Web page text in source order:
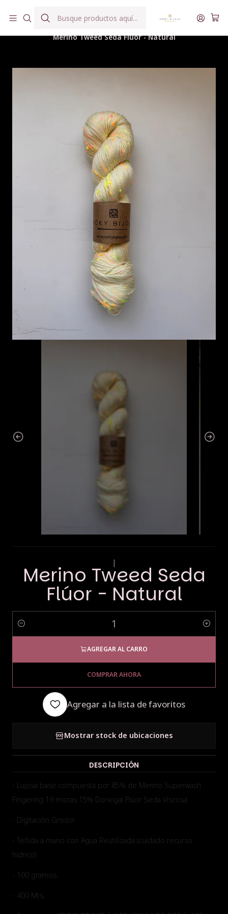
Merino Tweed Seda Flúor - Natural
|
Merino Tweed Seda
Flúor - Natural
Cantidad
AGREGAR AL CARRO
COMPRAR AHORA
Agregar a la lista de favoritos
Mostrar stock de ubicaciones
DESCRIPCIÓN
- Lujosa base compuesta por 85% de Merino Superwash
Fingering 19 micras 15% Donegal Flúor Seda Viscosa
- Digitación Grosor
- Teñida a mano con Agua Reutilizada (cuidado recurso
hídrico)
- 100 gramos.
- 400 Mts.